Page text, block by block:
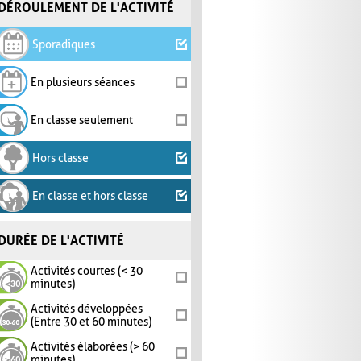
DE L'ACTIVITÉ
Sporadiques
En plusieurs séances
En classe seulement
Hors classe
En classe et hors classe
DE L'ACTIVITÉ
Activités courtes (< 30
minutes)
Activités développées
(Entre 30 et 60 minutes)
Activités élaborées (> 60